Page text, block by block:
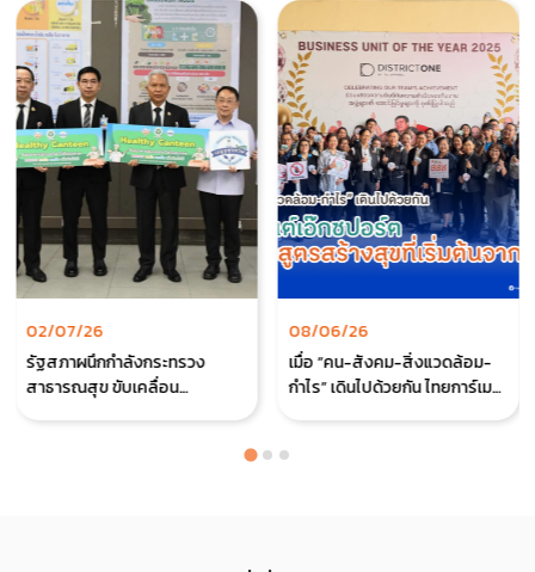
02/07/26
รัฐสภาผนึกกำลังกระทรวง
สาธารณสุข ขับเคลื่อน
08/06/26
เมื่อ “คน-สังคม-สิ่งแวดล้อม-
กำไร” เดินไปด้วยกัน ไทยการ์เมน